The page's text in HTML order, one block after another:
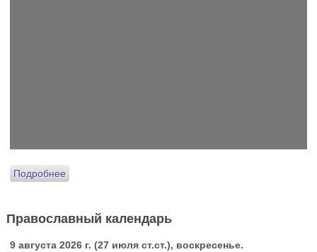
Подробнее
Православный календарь
9 августа 2026 г. (27 июля ст.ст.), воскресенье.